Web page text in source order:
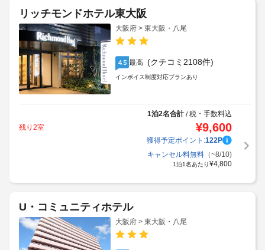
リッチモンドホテル東大阪
大阪府 > 東大阪・八尾
4.5 最高 (クチコミ2108件)
インボイス制度対応プランあり
1泊2名合計/税・手数料込
残り2室
¥9,600
獲得予定ポイント:122P
キャンセル料無料（~8/10)
1泊1名あたり¥4,800
U・コミュニティホテル
大阪府 > 東大阪・八尾